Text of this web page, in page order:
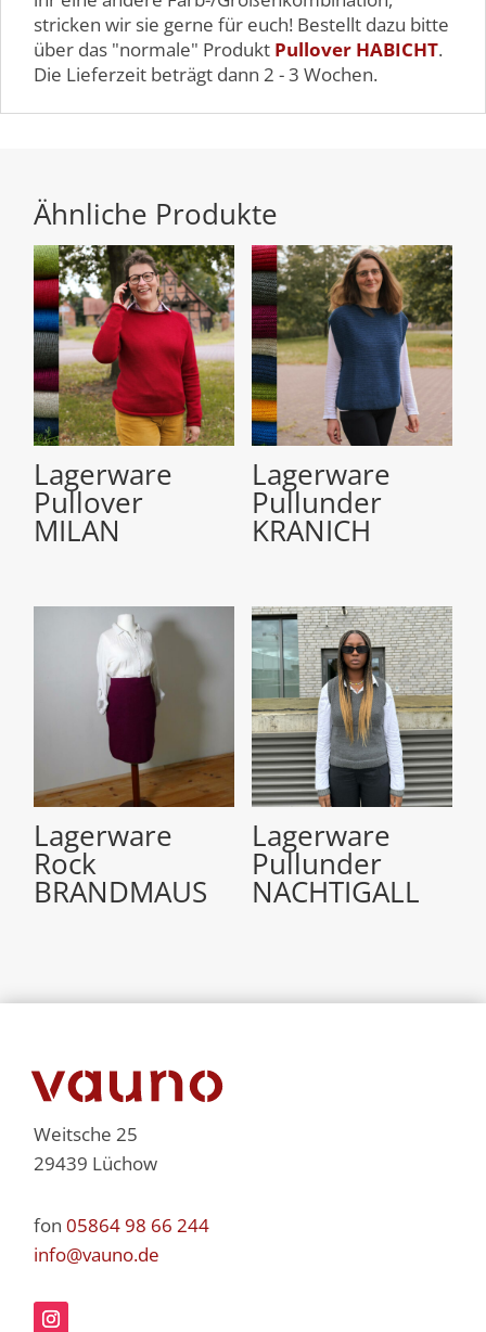
stricken wir sie gerne für euch! Bestellt dazu bitte
über das "normale" Produkt Pullover HABICHT.
Die Lieferzeit beträgt dann 2 - 3 Wochen.
Ähnliche Produkte
Lagerware
Pullover
MILAN
Lagerware
Pullunder
KRANICH
Lagerware
Rock
BRANDMAUS
Lagerware
Pullunder
NACHTIGALL
Weitsche 25
29439 Lüchow
fon05864 98 66 244
info@vauno.de